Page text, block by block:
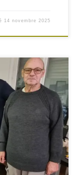
14 novembre 2025
et solidaire
génèrent
social
fait partie de